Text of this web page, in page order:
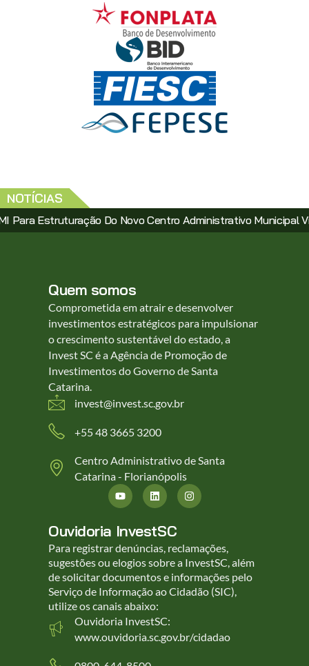
NOTÍCIAS
Do Novo Centro Administrativo Municipal Via PPP
Quem somos
Comprometida em atrair e desenvolver
investimentos estratégicos para impulsionar
o crescimento sustentável do estado, a
Invest SC é a Agência de Promoção de
Investimentos do Governo de Santa
Catarina.
invest@invest.sc.gov.br
+55 48 3665 3200
Centro Administrativo de Santa
Catarina - Florianópolis
Ouvidoria InvestSC
Para registrar denúncias, reclamações,
sugestões ou elogios sobre a InvestSC, além
de solicitar documentos e informações pelo
Serviço de Informação ao Cidadão (SIC),
utilize os canais abaixo:
Ouvidoria InvestSC:
www.ouvidoria.sc.gov.br/cidadao